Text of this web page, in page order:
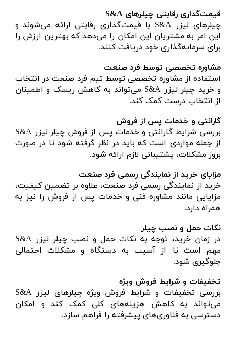
قیمت‌گذاری رقابتی چیلرهای S&A
چیلرهای لیزر S&A با قیمت‌گذاری رقابتی ارائه می‌شوند و
این امر به مشتریان این امکان را می‌دهد که بهترین ارزش را
برای سرمایه‌گذاری خود دریافت کنند.
مشاوره تخصصی توسط فرد صنعت
استفاده از مشاوره تخصصی توسط تیم فرد صنعت در انتخاب
و خرید چیلر لیزر S&A می‌تواند به کاهش ریسک و اطمینان
از انتخاب درست کمک کند.
گارانتی و خدمات پس از فروش
بررسی شرایط گارانتی و خدمات پس از فروش چیلر لیزر S&A
از جمله مواردی است که باید در نظر گرفته شود تا در صورت
بروز مشکلات، پشتیبانی لازم ارائه شود.
مزایای خرید از نمایندگی رسمی فرد صنعت
خرید از نمایندگی رسمی فرد صنعت، علاوه بر تضمین کیفیت،
مزایایی مانند مشاوره فنی و خدمات پس از فروش را نیز به
همراه دارد.
نکات حمل و نصب چیلر
در زمان خرید، توجه به نکات حمل و نصب چیلر لیزر S&A
مهم است تا از آسیب به دستگاه و مشکلات احتمالی
جلوگیری شود.
تخفیفات و شرایط فروش ویژه
بررسی تخفیفات و شرایط فروش ویژه چیلرهای لیزر S&A
می‌تواند به کاهش هزینه‌های کلی کمک کند و امکان
دسترسی به فناوری‌های پیشرفته را فراهم سازد.